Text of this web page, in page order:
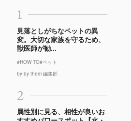
1
見落としがちなペットの異
変。大切な家族を守るため、
獣医師が勧...
#HOW TO#ペット
by by them 編集部
2
属性別に見る、相性が良いお